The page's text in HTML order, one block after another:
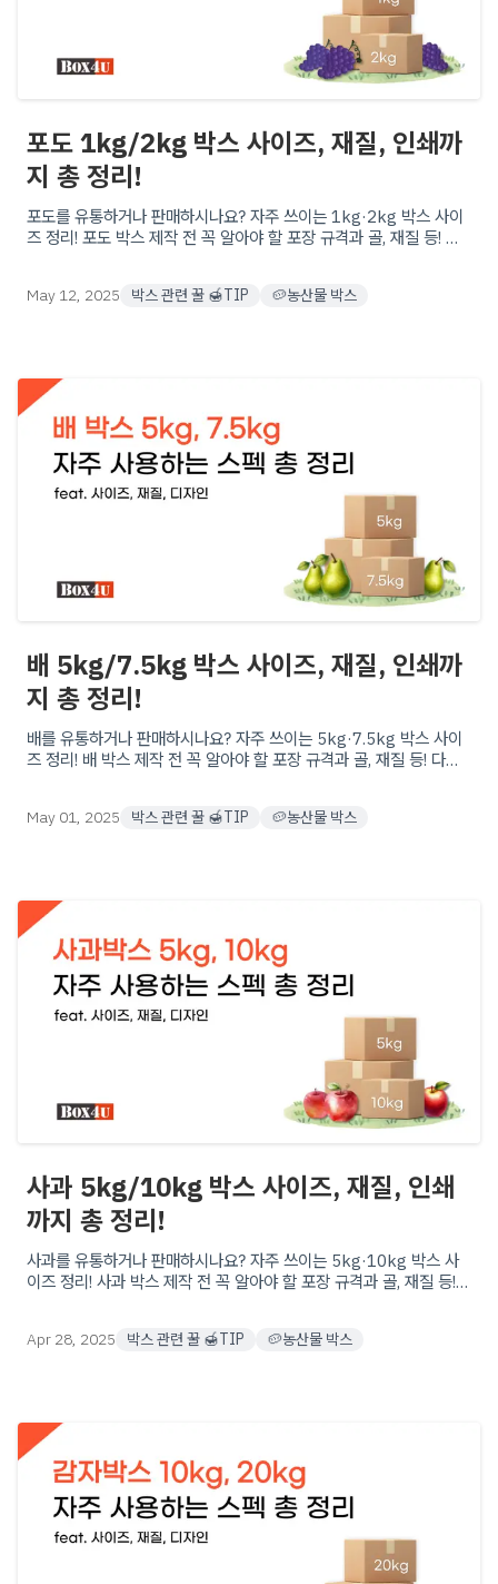
포도 1kg/2kg 박스 사이즈, 재질, 인쇄까
지 총 정리!
포도를 유통하거나 판매하시나요? 자주 쓰이는 1kg·2kg 박스 사이
즈 정리! 포도 박스 제작 전 꼭 알아야 할 포장 규격과 골, 재질 등! 다
May 12, 2025 박스 관련 꿀 🍯TIP 🥔농산물 박스
배 5kg/7.5kg 박스 사이즈, 재질, 인쇄까
지 총 정리!
배를 유통하거나 판매하시나요? 자주 쓰이는 5kg·7.5kg 박스 사이
즈 정리! 배 박스 제작 전 꼭 알아야 할 포장 규격과 골, 재질 등! 다양
May 01, 2025 박스 관련 꿀 🍯TIP 🥔농산물 박스
사과 5kg/10kg 박스 사이즈, 재질, 인쇄
까지 총 정리!
사과를 유통하거나 판매하시나요? 자주 쓰이는 5kg·10kg 박스 사
이즈 정리! 사과 박스 제작 전 꼭 알아야 할 포장 규격과 골, 재질 등!
Apr 28, 2025 박스 관련 꿀 🍯TIP 🥔농산물 박스